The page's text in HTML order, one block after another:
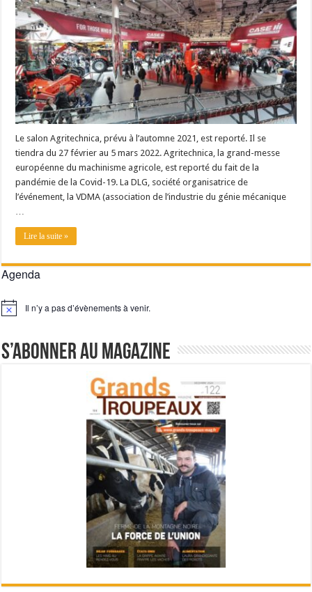
Les canicules freinent la collecte laitière
Le salon Agritechnica, prévu à l’automne 2021, est reporté. Il se
tiendra du 27 février au 5 mars 2022. Agritechnica, la grand-messe
européenne du machinisme agricole, est reporté du fait de la
pandémie de la Covid-19. La DLG, société organisatrice de
l’événement, la VDMA (association de l’industrie du génie mécanique
Lire la suite »
Agenda
Notice Il n’y a pas d’évènements à venir.
S’abonner au magazine